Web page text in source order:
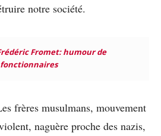
notre société.
Fromet: humour de
fonctionnaires
frères musulmans, mouvement
naguère proche des nazis,